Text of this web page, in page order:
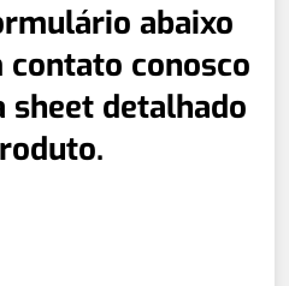
abaixo
conosco
sheet detalhado